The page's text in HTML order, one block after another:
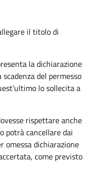
il titolo di
la dichiarazione
del permesso
lo sollecita a
rispettare anche
potrà cancellare dai
omessa dichiarazione
come previsto